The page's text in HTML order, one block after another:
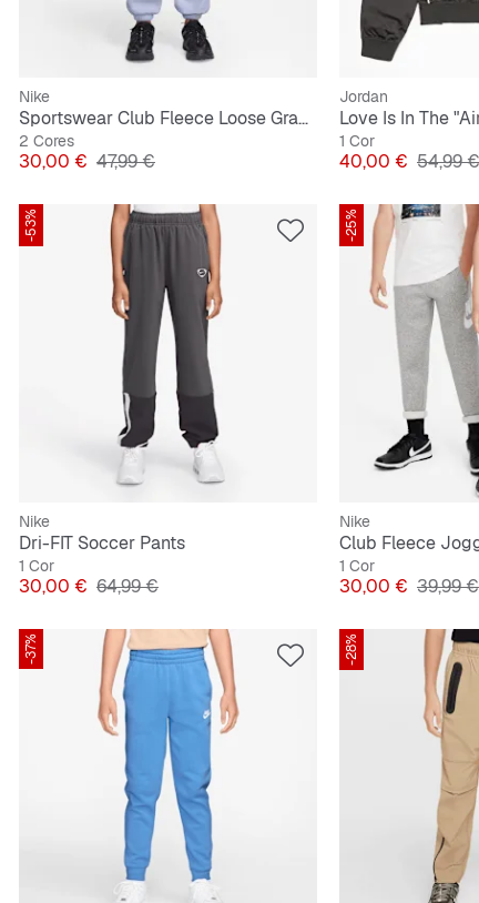
Nike
Sportswear Club Fleece Loose Graphic Pant
2 Cores
Preço
30,00 € Preço original
47,99 €
Jordan
Love Is In The
1 Cor
Preço
40,00 € Preço
54,99 €
-53%
Nike
Dri-FIT Soccer Pants
1 Cor
Preço
30,00 € Preço original
64,99 €
-25%
Nike
Club Fleece
1 Cor
Preço
30,00 € Preço
39,99 €
-37% -28%